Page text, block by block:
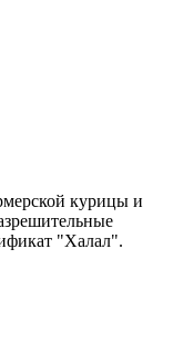
курицы и
"Халал".